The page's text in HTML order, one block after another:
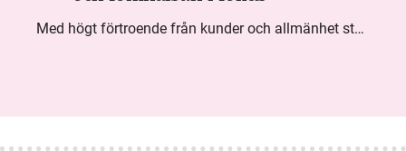
Med högt förtroende från kunder och allmänhet står Systembolaget stabilt i samhällsuppdraget. Under kvartalet togs flera steg inom folkhälsa, kundnytta och minskad klimatpåverkan. Nettoomsättningen var i nivå med föregående år och effektiviseringar av verksamheten möjliggjorde fortsatt anpassning för att möta nya behov.